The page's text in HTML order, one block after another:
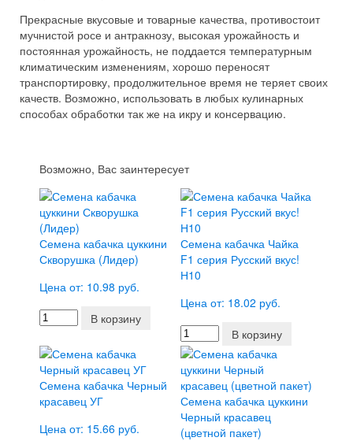
Прекрасные вкусовые и товарные качества, противостоит
мучнистой росе и антракнозу, высокая урожайность и
постоянная урожайность, не поддается температурным
климатическим изменениям, хорошо переносят
транспортировку, продолжительное время не теряет своих
качеств. Возможно, использовать в любых кулинарных
способах обработки так же на икру и консервацию.
Возможно, Вас заинтересует
Семена кабачка цуккини
Скворушка (Лидер)
Цена от: 10.98 руб.
В корзину
Семена кабачка Чайка
F1 серия Русский вкус!
Н10
Цена от: 18.02 руб.
В корзину
Семена кабачка Черный
красавец УГ
Цена от: 15.66 руб.
Семена кабачка цуккини
Черный красавец
(цветной пакет)